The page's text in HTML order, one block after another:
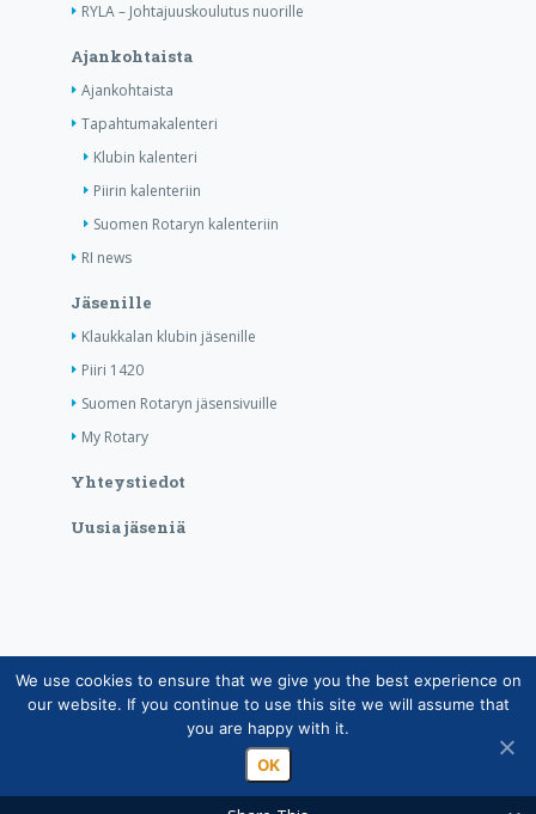
RYLA – Johtajuuskoulutus nuorille
Ajankohtaista
Ajankohtaista
Tapahtumakalenteri
Klubin kalenteri
Piirin kalenteriin
Suomen Rotaryn kalenteriin
RI news
Jäsenille
Klaukkalan klubin jäsenille
Piiri 1420
Suomen Rotaryn jäsensivuille
My Rotary
Yhteystiedot
Uusia jäseniä
Copyright © Suomen Rotarypalvelu ry 2026 |
Jäsentietojärjestelmän tietosuojaseloste|Henkilötietojen
käsittely Rotarytoiminnassa
We use cookies to ensure that we give you the best experience on
our website. If you continue to use this site we will assume that
you are happy with it.
OK